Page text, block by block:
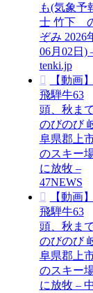
も(気象予
士 竹下
ぞみ 2026
06月02日)
tenki.jp
【動画】
飛騨牛63
頭、秋ま
のびのび
阜県郡上
のスキー
に放牧 –
47NEWS
【動画】
飛騨牛63
頭、秋ま
のびのび
阜県郡上
のスキー
に放牧 – 中